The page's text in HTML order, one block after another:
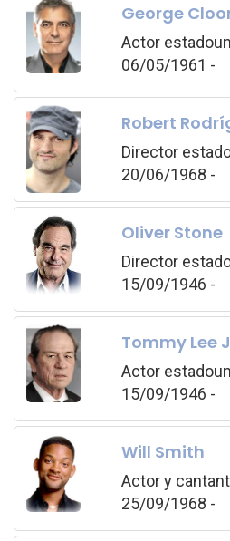
George
Actor
06/05/1961 -
Robert
Director
20/06/1968 -
Oliver Stone
Director
15/09/1946 -
Tommy Lee
Actor
15/09/1946 -
Will Smith
Actor y
25/09/1968 -